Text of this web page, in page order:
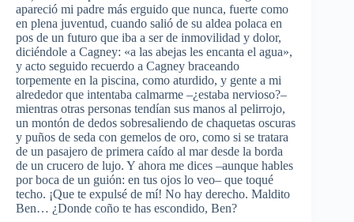
apareció mi padre más erguido que nunca, fuerte como
en plena juventud, cuando salió de su aldea polaca en
pos de un futuro que iba a ser de inmovilidad y dolor,
diciéndole a Cagney: «a las abejas les encanta el agua»,
y acto seguido recuerdo a Cagney braceando
torpemente en la piscina, como aturdido, y gente a mi
alrededor que intentaba calmarme –¿estaba nervioso?–
mientras otras personas tendían sus manos al pelirrojo,
un montón de dedos sobresaliendo de chaquetas oscuras
y puños de seda con gemelos de oro, como si se tratara
de un pasajero de primera caído al mar desde la borda
de un crucero de lujo. Y ahora me dices –aunque hables
por boca de un guión: en tus ojos lo veo– que toqué
techo. ¡Que te expulsé de mí! No hay derecho. Maldito
Ben… ¿Donde coño te has escondido, Ben?